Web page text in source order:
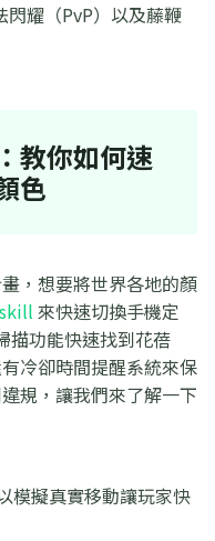
耀（PvP）以及藤鞭
教你如何速
色
，想要將世界各地的顏
來快速切換手機定
描功能快速找到花蓓
冷卻時間提醒系統來保
規，讓我們來了解一下
模擬真實移動讓玩家快